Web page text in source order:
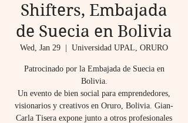
Shifters, Embajada
de Suecia en Bolivia
Wed, Jan 29 Universidad UPAL, ORURO
Patrocinado por la Embajada de Suecia en
Bolivia.
Un evento de bien social para emprendedores,
visionarios y creativos en Oruro, Bolivia. Gian-
Carla Tisera expone junto a otros profesionales